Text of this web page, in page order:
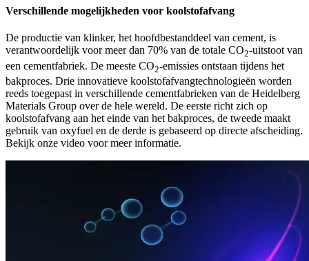
Verschillende mogelijkheden voor koolstofafvang
De productie van klinker, het hoofdbestanddeel van cement, is
verantwoordelijk voor meer dan 70% van de totale CO2-uitstoot van
een cementfabriek. De meeste CO2-emissies ontstaan tijdens het
bakproces. Drie innovatieve koolstofafvangtechnologieën worden
reeds toegepast in verschillende cementfabrieken van de Heidelberg
Materials Group over de hele wereld. De eerste richt zich op
koolstofafvang aan het einde van het bakproces, de tweede maakt
gebruik van oxyfuel en de derde is gebaseerd op directe afscheiding.
Bekijk onze video voor meer informatie.